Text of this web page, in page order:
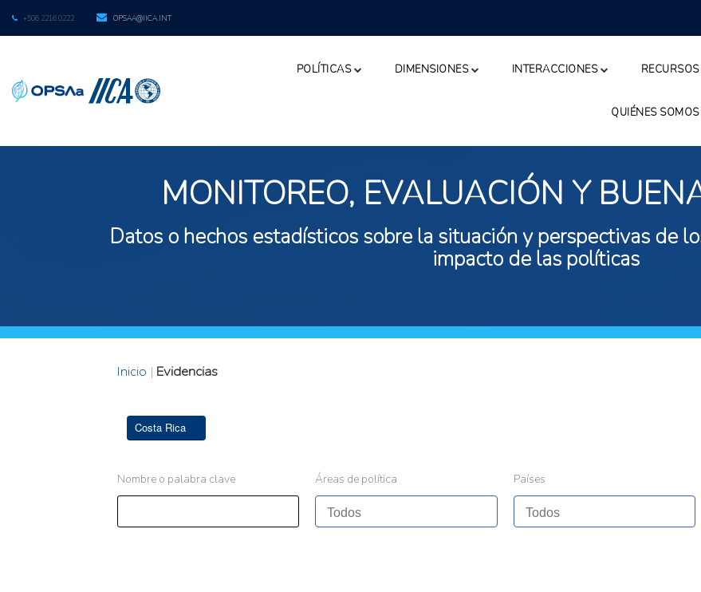
+506 2216 0222 OPSAA@IICA.INT
POLÍTICAS DIMENSIONES INTERACCIONES RECURSOS
QUIÉNES SOMOS
MONITOREO, EVALUACIÓN Y
Datos o hechos estadísticos sobre la situación y perspectivas de
impacto de las políticas
Inicio | Evidencias
Costa Rica
Nombre o palabra clave Áreas de política Países